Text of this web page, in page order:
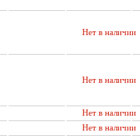
Нет в наличии
Нет в наличии
Нет в наличии
Нет в наличии